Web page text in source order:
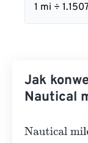
1 mi ÷
Jak
Nautical
Nautical miles